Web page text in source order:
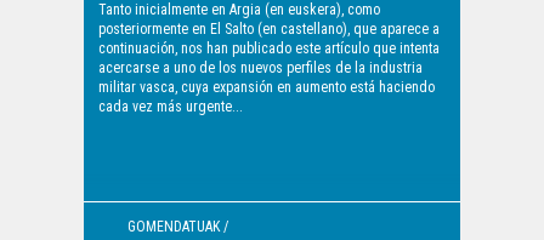
Tanto inicialmente en Argia (en euskera), como
posteriormente en El Salto (en castellano), que aparece a
continuación, nos han publicado este artículo que intenta
acercarse a uno de los nuevos perfiles de la industria
militar vasca, cuya expansión en aumento está haciendo
cada vez más urgente...
GOMENDATUAK /